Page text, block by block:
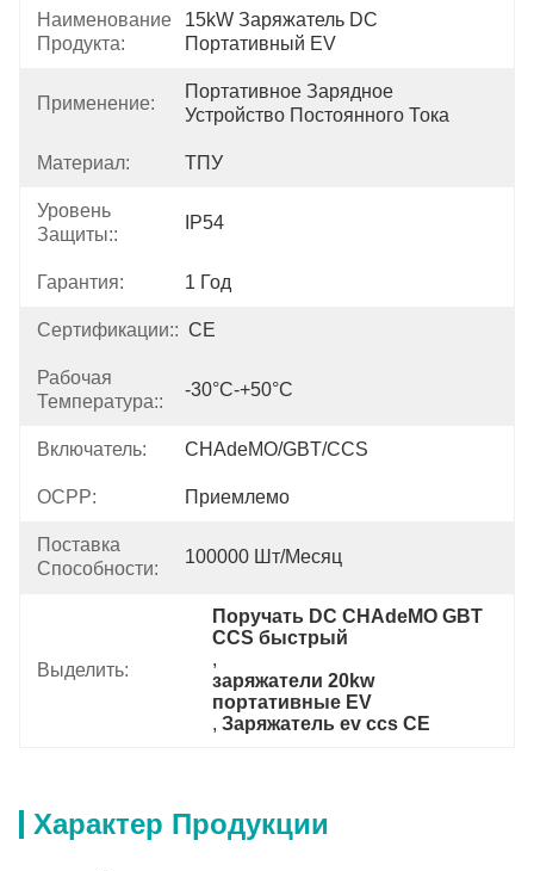
Наименование
Продукта:
15kW Заряжатель DC
Портативный EV
Применение:
Портативное Зарядное
Устройство Постоянного Тока
Материал: ТПУ
Уровень
Защиты::
IP54
Гарантия: 1 Год
Сертификации:: CE
Рабочая
Температура::
-30°C-+50°C
Включатель: CHAdeMO/GBT/CCS
OCPP: Приемлемо
Поставка
Способности:
100000 Шт/месяц
Выделить:
Поручать DC CHAdeMO GBT
CCS быстрый
,
заряжатели 20kw
портативные EV
, Заряжатель ev ccs CE
Характер Продукции